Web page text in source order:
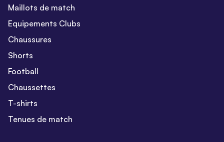
Maillots de match
Equipements Clubs
Chaussures
Shorts
Football
Chaussettes
T-shirts
Tenues de match